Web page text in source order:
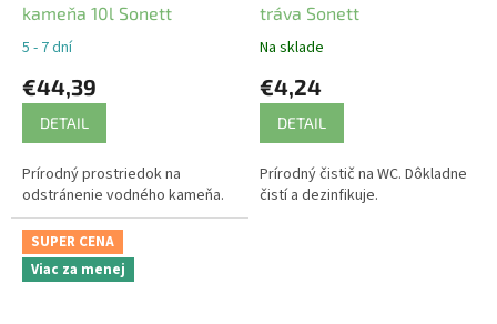
kameňa 10l Sonett
5 - 7 dní
€44,39
DETAIL
Prírodný prostriedok na
odstránenie vodného kameňa.
tráva Sonett
Na sklade
€4,24
DETAIL
Prírodný čistič na WC. Dôkladne
čistí a dezinfikuje.
SUPER CENA
Viac za menej